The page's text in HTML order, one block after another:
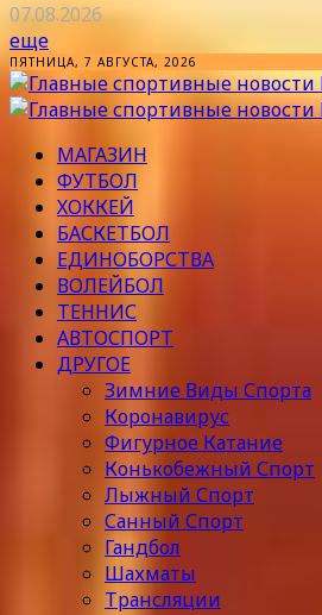
07.08.2026
еще
ПЯТНИЦА, 7 АВГУСТА, 2026
МАГАЗИН
ФУТБОЛ
ХОККЕЙ
БАСКЕТБОЛ
ЕДИНОБОРСТВА
ВОЛЕЙБОЛ
ТЕННИС
АВТОСПОРТ
ДРУГОЕ
Зимние Виды Спорта
Коронавирус
Фигурное Катание
Конькобежный Спорт
Лыжный Спорт
Санный Спорт
Гандбол
Шахматы
Трансляции